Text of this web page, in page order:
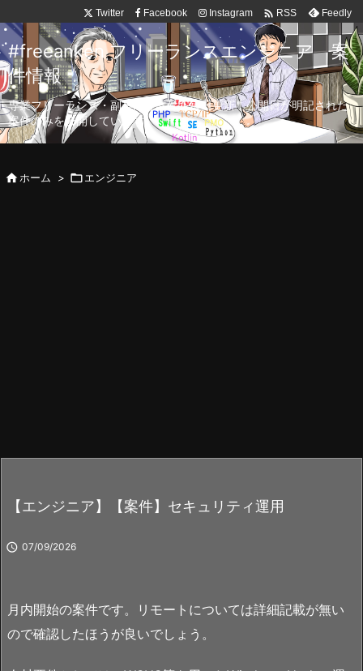
Twitter Facebook Instagram  RSS Feedly
#freeanken フリーランスエンジニア 案
件情報
専業フリーランス・副業向け案件を毎日更新！公開日が明記された
案件のみを公開しています。
ホーム > エンジニア
【エンジニア】【案件】セキュリティ運用
 07/09/2026
月内開始の案件です。リモートについては詳細記載が無い
ので確認したほうが良いでしょう。